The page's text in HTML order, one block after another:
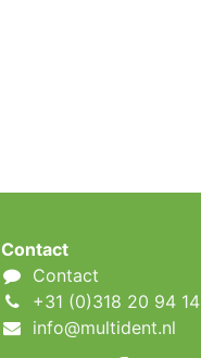
Contact
Contact
+31 (0)318 20 94 14
info@multident.nl